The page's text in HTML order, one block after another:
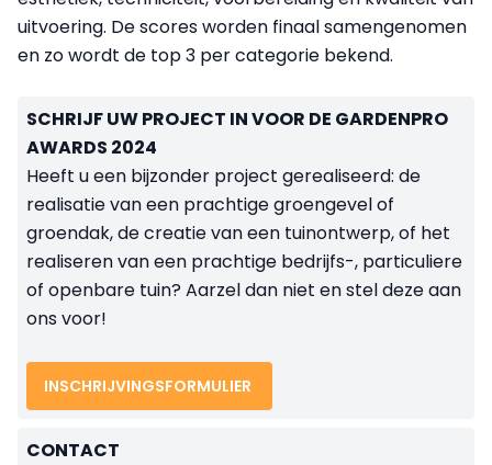
uitvoering. De scores worden finaal samengenomen
en zo wordt de top 3 per categorie bekend.
SCHRIJF UW PROJECT IN VOOR DE GARDENPRO
AWARDS 2024
Heeft u een bijzonder project gerealiseerd: de
realisatie van een prachtige groengevel of
groendak, de creatie van een tuinontwerp, of het
realiseren van een prachtige bedrijfs-, particuliere
of openbare tuin? Aarzel dan niet en stel deze aan
ons voor!
INSCHRIJVINGSFORMULIER
CONTACT